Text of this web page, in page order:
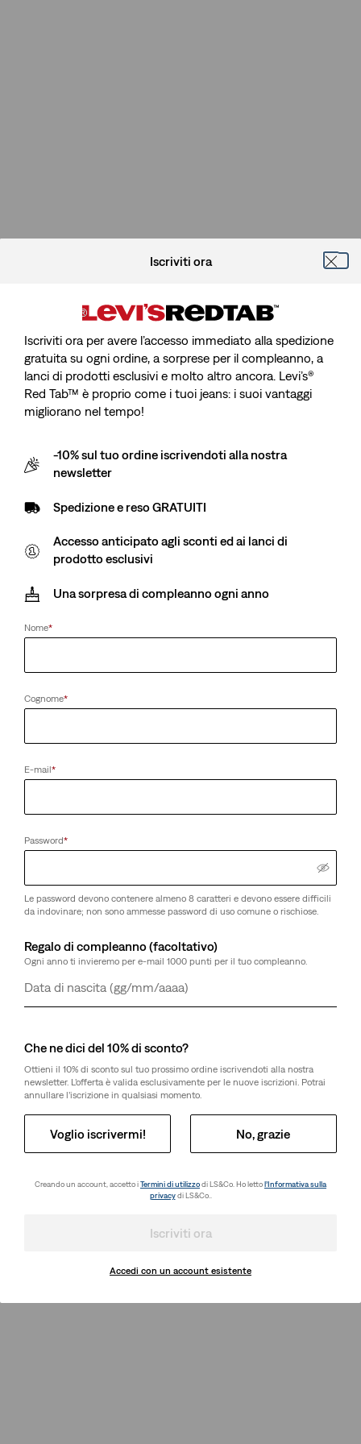
Iscriviti ora
Iscriviti ora per avere l’accesso immediato alla spedizione
gratuita su ogni ordine, a sorprese per il compleanno, a
lanci di prodotti esclusivi e molto altro ancora. Levi’s®
Red Tab™ è proprio come i tuoi jeans: i suoi vantaggi
migliorano nel tempo!
-10% sul tuo ordine iscrivendoti alla nostra
newsletter
Spedizione e reso GRATUITI
Accesso anticipato agli sconti ed ai lanci di
prodotto esclusivi
Una sorpresa di compleanno ogni anno
Nome*
Cognome*
E-mail*
Password*
Le password devono contenere almeno 8 caratteri e devono essere difficili
da indovinare; non sono ammesse password di uso comune o rischiose.
Regalo di compleanno (facoltativo)
Ogni anno ti invieremo per e-mail 1000 punti per il tuo compleanno.
Giorno
Mese
Anno
Che ne dici del 10% di sconto?
Ottieni il 10% di sconto sul tuo prossimo ordine iscrivendoti alla nostra
newsletter. L’offerta è valida esclusivamente per le nuove iscrizioni. Potrai
annullare l’iscrizione in qualsiasi momento.
Voglio iscrivermi! No, grazie
Creando un account, accetto iTermini di utilizzodi LS&Co. Ho letto l’Informativa sulla
privacydi LS&Co..
Iscriviti ora
Accedi con un account esistente